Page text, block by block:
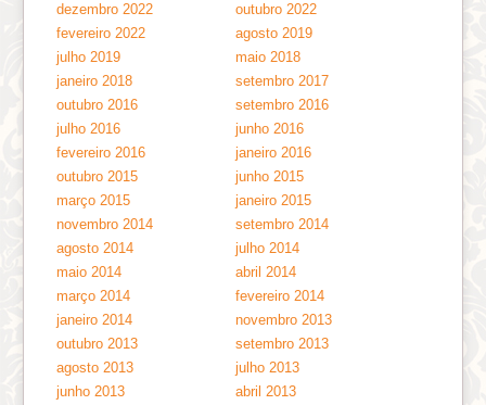
dezembro 2022
outubro 2022
fevereiro 2022
agosto 2019
julho 2019
maio 2018
janeiro 2018
setembro 2017
outubro 2016
setembro 2016
julho 2016
junho 2016
fevereiro 2016
janeiro 2016
outubro 2015
junho 2015
março 2015
janeiro 2015
novembro 2014
setembro 2014
agosto 2014
julho 2014
maio 2014
abril 2014
março 2014
fevereiro 2014
janeiro 2014
novembro 2013
outubro 2013
setembro 2013
agosto 2013
julho 2013
junho 2013
abril 2013